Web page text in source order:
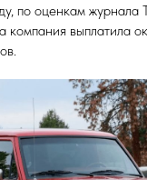
по оценкам журнала
компания выплатила